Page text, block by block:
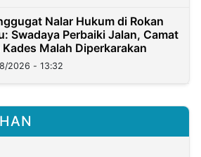
Nalar Hukum di Rokan
Swadaya Perbaiki Jalan, Camat
Kades Malah Diperkarakan
2026 - 13:32